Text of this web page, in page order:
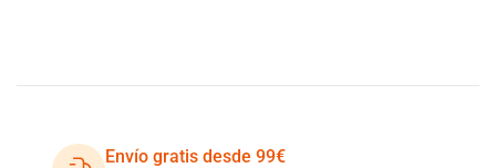
Envío gratis desde 99€